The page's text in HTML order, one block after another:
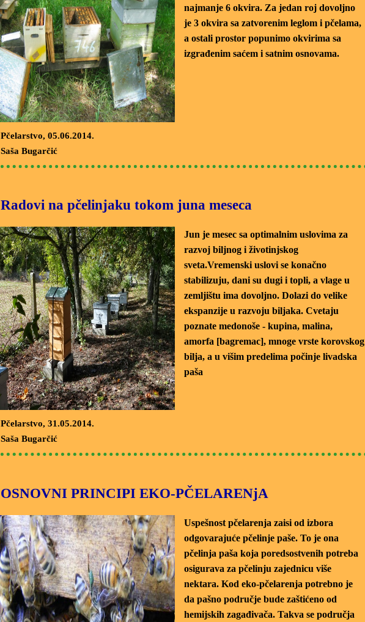
najmanje 6 okvira. Za jedan roj dovoljno
je 3 okvira sa zatvorenim leglom i pčelama,
a ostali prostor popunimo okvirima sa
izgrađenim saćem i satnim osnovama.
Pčelarstvo, 05.06.2014.
Saša Bugarčić
Radovi na pčelinjaku tokom juna meseca
Jun je mesec sa optimalnim uslovima za
razvoj biljnog i životinjskog
sveta.Vremenski uslovi se konačno
stabilizuju, dani su dugi i topli, a vlage u
zemljištu ima dovoljno. Dolazi do velike
ekspanzije u razvoju biljaka. Cvetaju
poznate medonoše - kupina, malina,
amorfa [bagremac], mnoge vrste korovskog
bilja, a u višim predelima počinje livadska
paša
Pčelarstvo, 31.05.2014.
Saša Bugarčić
OSNOVNI PRINCIPI EKO-PČELARENjA
Uspešnost pčelarenja zaisi od izbora
odgovarajuće pčelinje paše. To je ona
pčelinja paša koja poredsostvenih potreba
osigurava za pčelinju zajednicu više
nektara. Kod eko-pčelarenja potrebno je
da pašno područje bude zaštićeno od
hemijskih zagađivača. Takva se područja